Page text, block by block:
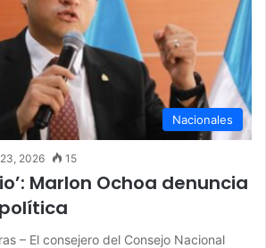
Nacionales
2026 15
Marlon Ochoa denuncia
– El consejero del Consejo Nacional